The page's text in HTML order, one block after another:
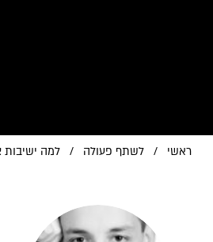
ראשי / לשתף פעולה / למה ישיבות